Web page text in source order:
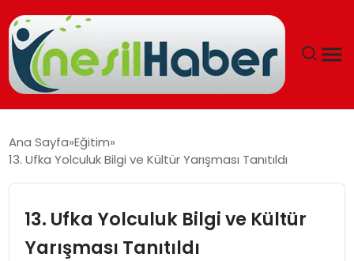
YAŞAM
EĞITIM
Ana Sayfa Eğitim
13. Ufka Yolculuk Bilgi ve Kültür Yarışması Tanıtıldı
13. Ufka Yolculuk Bilgi ve Kültür
Yarışması Tanıtıldı